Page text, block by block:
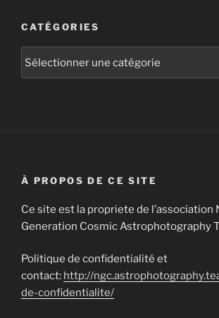
CATÉGORIES
À PROPOS DE CE SITE
Ce site est la propriete de l’association
Generation Cosmic Astrophotography
Politique de confidentialité et
contact: http://
de-confidentialite/